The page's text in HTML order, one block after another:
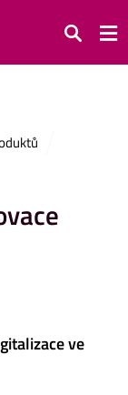
Hledat
ve